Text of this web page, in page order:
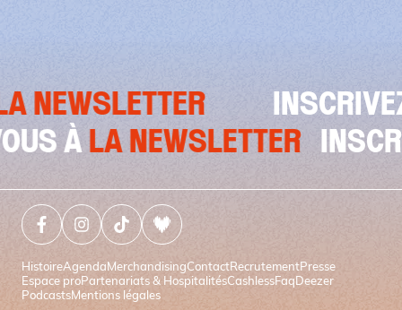
INSCRIVEZ-VOUS ÀLA
INSCRIVEZ-VOUS À LA
HistoireAgendaMerchandisingContactRecrutementPresse
Espace proPartenariats & HospitalitésCashlessFaqDeezer
PodcastsMentions légales
Facebook (nouvelle fenêtre)
Instagram (nouvelle fenêtre)
Tiktok (nouvelle fenêtre)
Deezer (nouvelle fenêtre)